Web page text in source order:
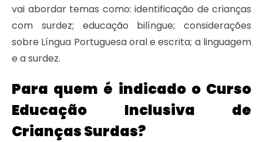
vai abordar temas como: identificação de crianças
com surdez; educação bilíngue; considerações
sobre Língua Portuguesa oral e escrita; a linguagem
e a surdez.
Para quem é indicado o Curso
Educação Inclusiva de
Crianças Surdas?